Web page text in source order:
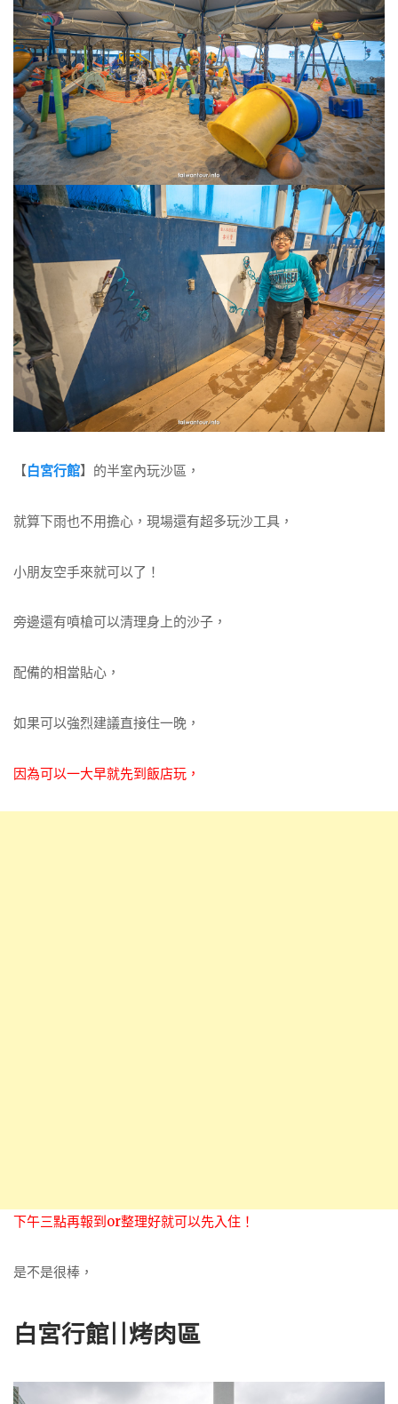
【白宮行館】的半室內玩沙區，
就算下雨也不用擔心，現場還有超多玩沙工具，
小朋友空手來就可以了！
旁邊還有噴槍可以清理身上的沙子，
配備的相當貼心，
如果可以強烈建議直接住一晚，
因為可以一大早就先到飯店玩，
下午三點再報到or整理好就可以先入住！
是不是很棒，
白宮行館||烤肉區